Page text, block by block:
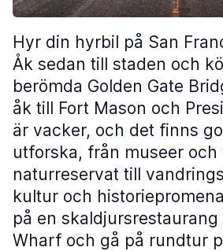
Hyr din hyrbil på San
Åk sedan till staden och
berömda Golden Gate
åk till Fort Mason och
är vacker, och det finns
utforska, från museer och
naturreservat till
kultur och
på en skaldjursrestaurang
Wharf och gå på rundtur